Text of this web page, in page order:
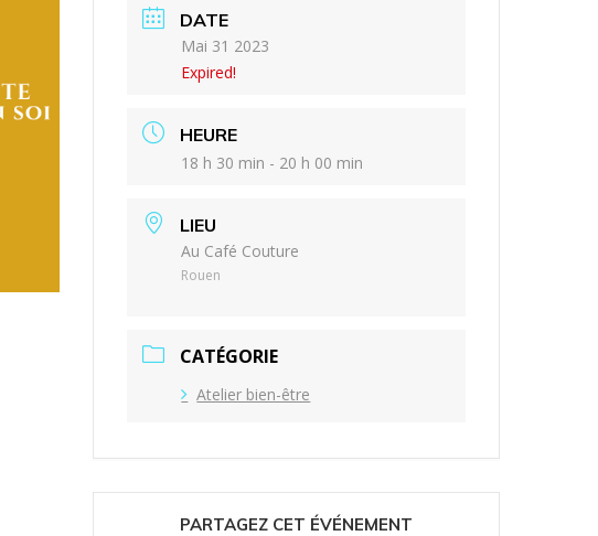
DATE
Mai 31 2023
Expired!
HEURE
18 h 30 min - 20 h 00 min
LIEU
Au Café Couture
Rouen
CATÉGORIE
Atelier bien-être
PARTAGEZ CET ÉVÉNEMENT